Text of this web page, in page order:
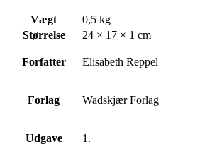
Vægt
0,5 kg
Størrelse
24 × 17 × 1 cm
Forfatter Elisabeth Reppel
Forlag Wadskjær Forlag
Udgave 1.